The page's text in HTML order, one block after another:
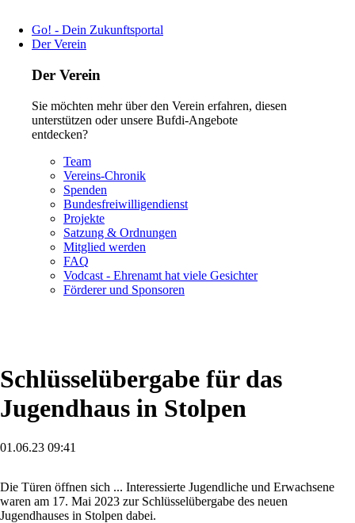
Go! - Dein Zukunftsportal
Der Verein
Der Verein
Sie möchten mehr über den Verein erfahren, diesen
unterstützen oder unsere Bufdi-Angebote
entdecken?
Navigation
überspringen
Team
Vereins-Chronik
Spenden
Bundesfreiwilligendienst
Projekte
Satzung & Ordnungen
Mitglied werden
FAQ
Vodcast - Ehrenamt hat viele Gesichter
Förderer und Sponsoren
Schlüsselübergabe für das
Jugendhaus in Stolpen
01.06.23 09:41
Die Türen öffnen sich ... Interessierte Jugendliche und Erwachsene
waren am 17. Mai 2023 zur Schlüsselübergabe des neuen
Jugendhauses in Stolpen dabei.